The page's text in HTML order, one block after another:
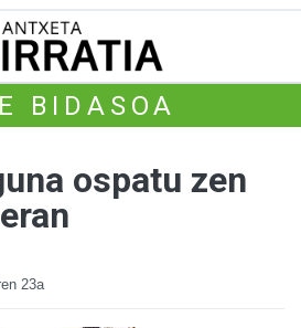
BIDASOA
ospatu zen
23a